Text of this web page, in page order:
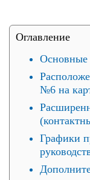
Оглавление
Основные
№6 на
Графики